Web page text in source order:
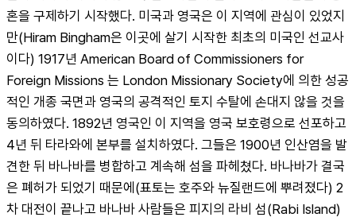
혼을 구제하기 시작했다. 미국과 영국은 이 지역에 관심이 있었지
만(Hiram Bingham은 이곳에 살기 시작한 최초의 미국인 선교사
이다) 1917년 American Board of Commissioners for
Foreign Missions 는 London Missionary Society에 의한 성공
적인 개종 국면과 영국의 공격적인 토지 수탈에 손대지 않을 것을
동의하였다. 1892년 영국인 이 지역을 영국 보호령으로 선포하고
4년 뒤 타라와에 본부를 설치하였다. 그들은 1900년 인산염을 발
견한 뒤 바나바를 병합하고 계속해 섬을 파헤쳤다. 바나바가 결국
은 폐허가 되었기 때문에(표토는 호주와 뉴질랜드에 뿌려졌다) 2
차 대전이 끝나고 바나바 사람들은 피지의 라비 섬(Rabi Island)